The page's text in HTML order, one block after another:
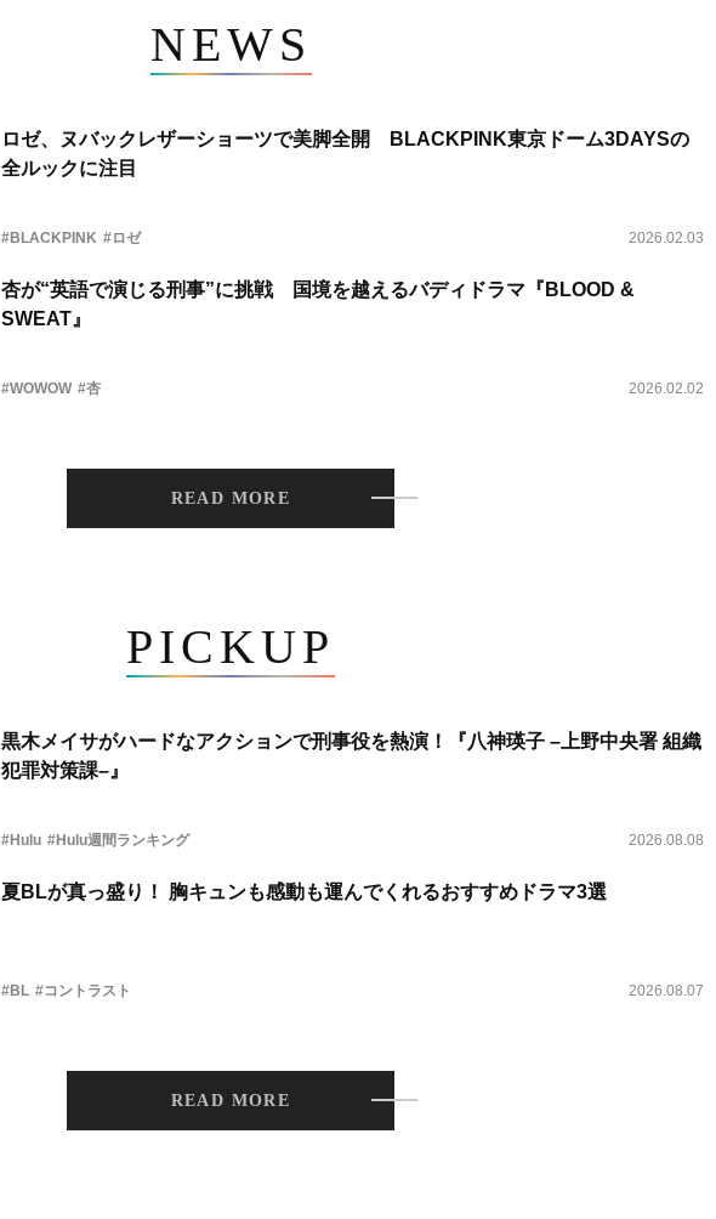
NEWS
ロゼ、ヌバックレザーショーツで美脚全開 BLACKPINK東京ドーム3DAYSの
全ルックに注目
#BLACKPINK #ロゼ 2026.02.03
杏が“英語で演じる刑事”に挑戦 国境を越えるバディドラマ『BLOOD &
SWEAT』
#WOWOW #杏 2026.02.02
READ MORE
PICKUP
黒木メイサがハードなアクションで刑事役を熱演！『八神瑛子 –上野中央署 組織
犯罪対策課–』
#Hulu #Hulu週間ランキング 2026.08.08
夏BLが真っ盛り！ 胸キュンも感動も運んでくれるおすすめドラマ3選
#BL #コントラスト 2026.08.07
READ MORE